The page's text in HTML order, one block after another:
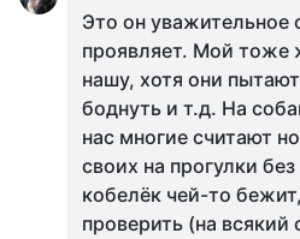
Это он уважительное
проявляет. Мой тоже
нашу, хотя они
боднуть и т.д. На
нас многие считают
своих на прогулки
кобелёк чей-то
проверить (на всякий